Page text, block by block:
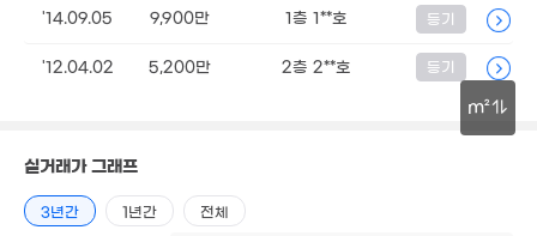
m²
'14.09.05 9,900만 1층 1**호 등기
'12.04.02 5,200만 2층 2**호 등기
실거래가 그래프
3년간 1년간 전체